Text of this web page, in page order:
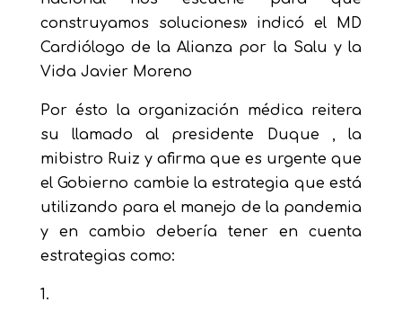
construyamos soluciones» indicó el MD
Cardiólogo de la Alianza por la Salu y la
Vida Javier Moreno
Por ésto la organización médica reitera
su llamado al presidente Duque , la
mibistro Ruiz y afirma que es urgente que
el Gobierno cambie la estrategia que está
utilizando para el manejo de la pandemia
y en cambio debería tener en cuenta
estrategias como: